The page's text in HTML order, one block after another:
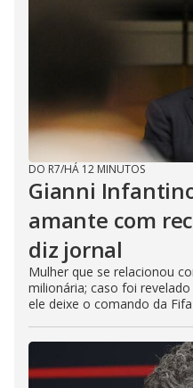
DO R7/HÁ 12 MINUTOS
Gianni
amante com
diz jornal
Mulher que se relacionou
milionária; caso foi
ele deixe o comando da Fifa